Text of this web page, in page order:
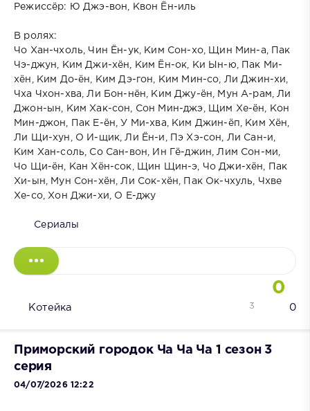
Режиссёр: Ю Джэ-вон, Квон Ён-иль
В ролях:
Чо Хан-чхоль, Чин Ён-ук, Ким Сон-хо, Щин Мин-а, Пак
Чэ-джун, Ким Джи-хён, Ким Ён-ок, Ки Ын-ю, Пак Ми-
хён, Ким До-ён, Ким Дэ-гон, Ким Мин-со, Ли Джин-хи,
Чха Чхон-хва, Ли Бон-нён, Ким Джу-ён, Мун А-рам, Ли
Джон-ын, Ким Хак-сон, Сон Мин-джэ, Щим Хе-ён, Кон
Мин-джон, Пак Е-ён, У Ми-хва, Ким Джин-ёп, Ким Хён,
Ли Щи-хун, О И-щик, Ли Ён-и, Пэ Хэ-сон, Ли Сан-и,
Ким Хан-соль, Со Сан-вон, Ин Гё-джин, Лим Сон-ми,
Чо Щи-ён, Кан Хён-сок, Щин Щин-э, Чо Джи-хён, Пак
Хи-ын, Мун Сон-хён, Ли Сок-хён, Пак Ок-чхуль, Чхве
Хе-со, Хон Джи-хи, О Е-джу
Сериалы
0
Котейка 0
3
Приморский городок Ча Ча Ча 1 сезон 3
серия
04/07/2026 12:22